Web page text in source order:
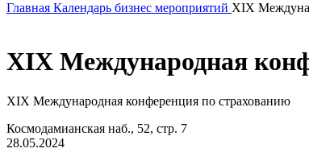
Главная Календарь бизнес мероприятий XIX
XIX Международная
XIX Международная конференция по страхованию
Космодамианская наб., 52, стр. 7
28.05.2024